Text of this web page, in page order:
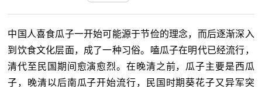
中国人喜食瓜子一开始可能源于节俭的理念，而后逐渐深入
到饮食文化层面，成了一种习俗。嗑瓜子在明代已经流行，
清代至民国期间愈演愈烈。在晚清之前，瓜子主要是西瓜
子，晚清以后南瓜子开始流行，民国时期葵花子又异军突